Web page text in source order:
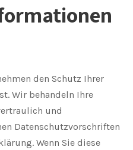
den Schutz Ihrer
Wir behandeln Ihre
und
Datenschutzvorschriften
Wenn Sie diese